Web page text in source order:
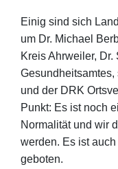
Einig sind sich
um Dr. Michael
Kreis Ahrweiler,
und der DRK
Punkt: Es ist noch
Normalität und wir
werden. Es ist
geboten.